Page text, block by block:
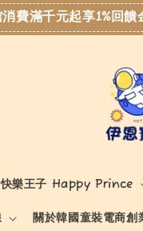
費滿千元起享1%回
快樂王子 Happy Prince
關於韓國童裝電商創